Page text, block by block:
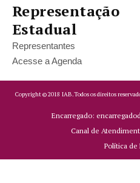
Representação
Estadual
Representantes
Acesse a Agenda
Copyright ©2018 IAB.Todos os direitos
Encarregado:
Canal de
Política de